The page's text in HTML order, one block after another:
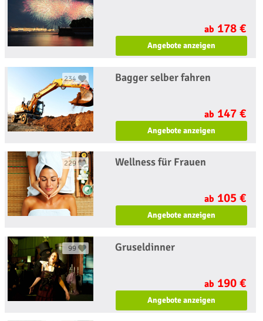
ab 178 €
Angebote anzeigen
234 Bagger selber fahren
ab 147 €
Angebote anzeigen
229 Wellness für Frauen
ab 105 €
Angebote anzeigen
99 Gruseldinner
ab 190 €
Angebote anzeigen